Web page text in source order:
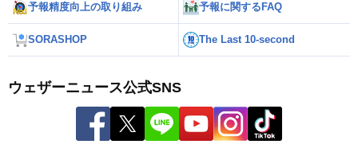
予報精度向上の取り組み 予報に関するFAQ
SORASHOP The Last 10-second
ウェザーニュース公式SNS